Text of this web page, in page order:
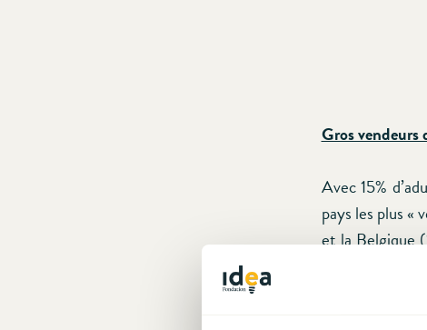
Gros vendeurs
Avec 15%
pays les plus «
et la Belgique